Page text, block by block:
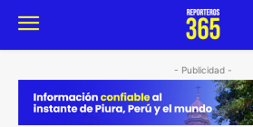
- Publicidad -